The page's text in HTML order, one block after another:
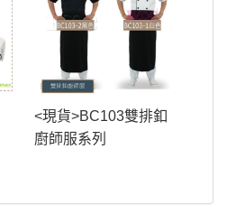
<現貨>BC103雙排釦
廚師服系列